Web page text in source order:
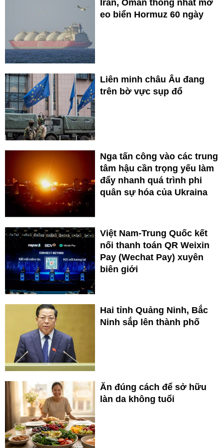
Iran, Oman thống nhất mở
eo biển Hormuz 60 ngày
Liên minh châu Âu đang
trên bờ vực sụp đổ
Nga tấn công vào các trung
tâm hậu cần trọng yếu làm
đẩy nhanh quá trình phi
quân sự hóa của Ukraina
Việt Nam-Trung Quốc kết
nối thanh toán QR Weixin
Pay (Wechat Pay) xuyên
biên giới
Hai tỉnh Quảng Ninh, Bắc
Ninh sắp lên thành phố
Ăn đúng cách để sở hữu
làn da không tuổi